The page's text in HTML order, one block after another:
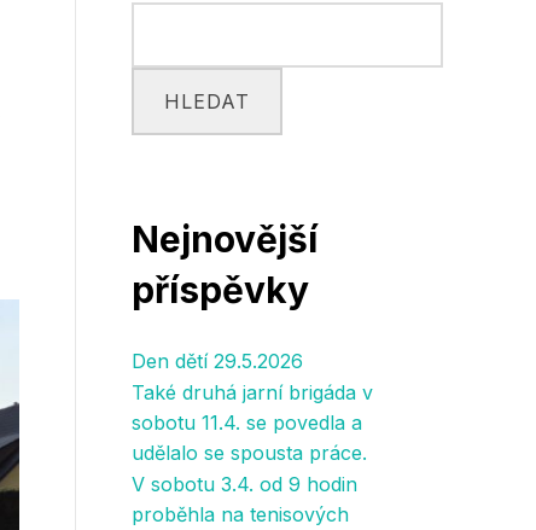
HLEDAT
Nejnovější
příspěvky
Den dětí 29.5.2026
Také druhá jarní brigáda v
sobotu 11.4. se povedla a
udělalo se spousta práce.
V sobotu 3.4. od 9 hodin
proběhla na tenisových